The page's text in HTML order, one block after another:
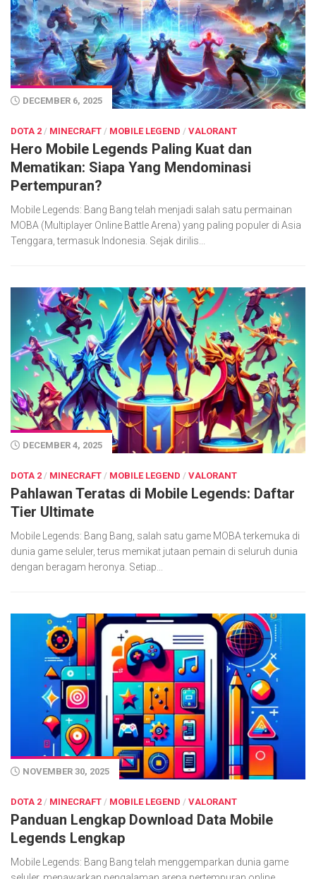
DECEMBER 6, 2025
DOTA 2 / MINECRAFT / MOBILE LEGEND / VALORANT
Hero Mobile Legends Paling Kuat dan
Mematikan: Siapa Yang Mendominasi
Pertempuran?
Mobile Legends: Bang Bang telah menjadi salah satu permainan
MOBA (Multiplayer Online Battle Arena) yang paling populer di Asia
Tenggara, termasuk Indonesia. Sejak dirilis...
DECEMBER 4, 2025
DOTA 2 / MINECRAFT / MOBILE LEGEND / VALORANT
Pahlawan Teratas di Mobile Legends: Daftar
Tier Ultimate
Mobile Legends: Bang Bang, salah satu game MOBA terkemuka di
dunia game seluler, terus memikat jutaan pemain di seluruh dunia
dengan beragam heronya. Setiap...
NOVEMBER 30, 2025
DOTA 2 / MINECRAFT / MOBILE LEGEND / VALORANT
Panduan Lengkap Download Data Mobile
Legends Lengkap
Mobile Legends: Bang Bang telah menggemparkan dunia game